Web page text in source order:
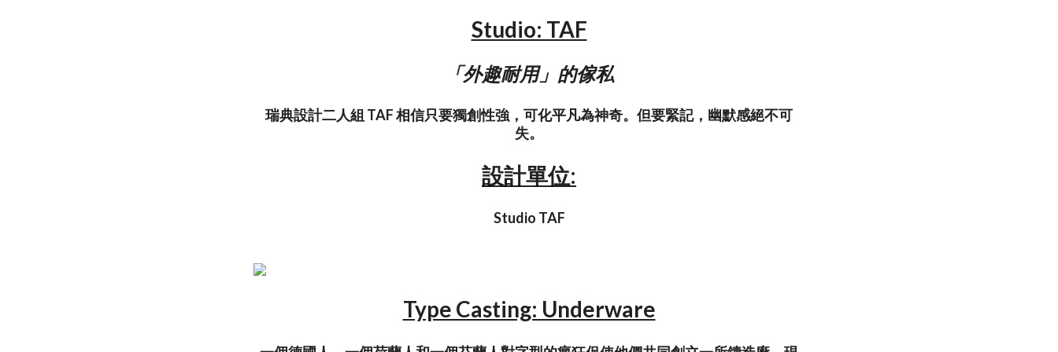
Studio: TAF
「外趣耐用」的傢私
瑞典設計二人組 TAF 相信只要獨創性強，可化平凡為神奇。但要緊記，幽默感絕不可
失。
設計單位:
Studio TAF
Type Casting: Underware